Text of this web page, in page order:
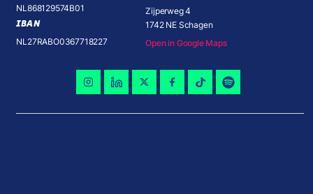
NL868129574B01
IBAN
NL27RABO0367718227
Zijperweg 4
1742 NE Schagen
Open in Google Maps